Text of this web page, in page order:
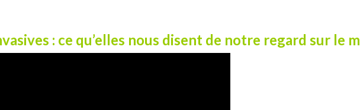
: ce qu’elles nous disent de notre regard sur le